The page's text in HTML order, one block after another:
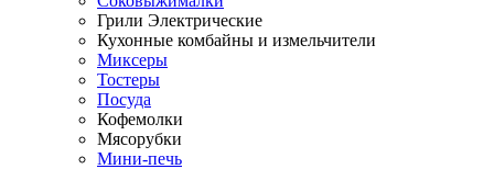
Грили Электрические
Кухонные комбайны и измельчители
Миксеры
Тостеры
Посуда
Кофемолки
Мясорубки
Мини-печь